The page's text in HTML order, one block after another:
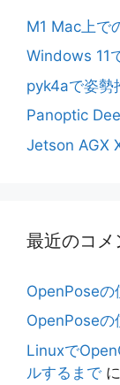
M1 Mac上で
Windows 11
pyk4aで姿勢
Panoptic
Jetson AGX
最近のコメ
OpenPoseの
OpenPoseの
Linuxで
ルするまで に